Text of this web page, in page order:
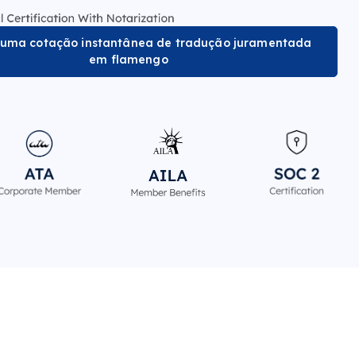
cotação instantânea de tradução juramentada
em flamengo